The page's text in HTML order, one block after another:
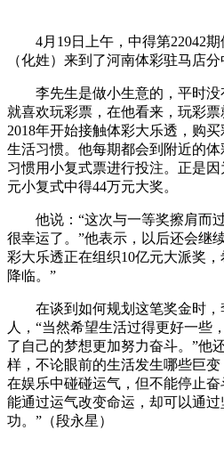
4月19日上午，中得第22042
（化姓）来到了河南体彩驻马店
李先生是做小生意的，平时
就喜欢玩彩票，在他看来，玩彩
2018年开始接触体彩大乐透，购
生活习惯。他每期都会到附近的体
习惯用小复式票进行投注。正是
元小复式中得44万元大奖。
他说：“这次与一等奖擦肩而
很幸运了。”他表示，以后还会继
彩大乐透正在组织10亿元大派奖
降临。”
在谈到如何规划这笔奖金时
人，“当然希望生活过得更好一些
了自己的梦想更加努力奋斗。”他
样，不论眼前的生活发生哪些巨
在娱乐中碰碰运气，但不能停止
能通过运气改变命运，却可以通
功。”（段永星）